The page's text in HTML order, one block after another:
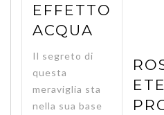
EFFETTO
ACQUA
Il segreto di
questa
meraviglia sta
nella sua base